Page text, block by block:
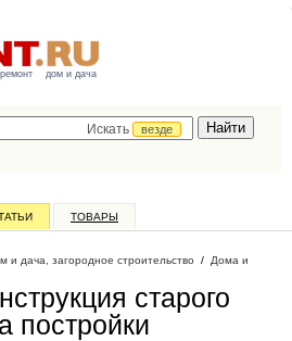
ремонт дом и дача
Искать
везде
ТОВАРЫ
и дача, загородное строительство / Дома и
старого
постройки